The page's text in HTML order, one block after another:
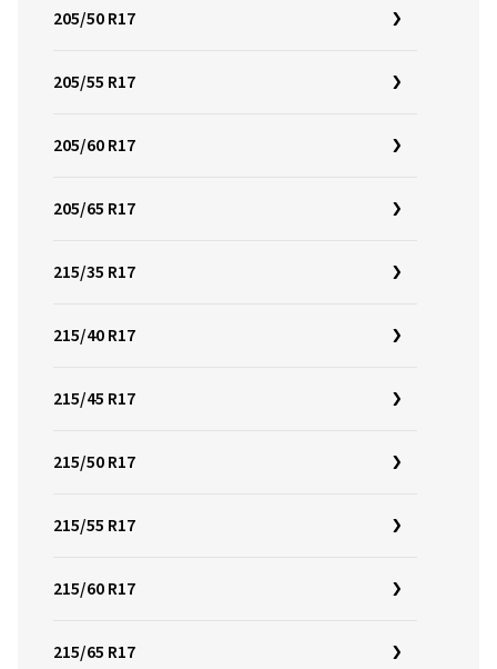
205/50 R17
205/55 R17
205/60 R17
205/65 R17
215/35 R17
215/40 R17
215/45 R17
215/50 R17
215/55 R17
215/60 R17
215/65 R17